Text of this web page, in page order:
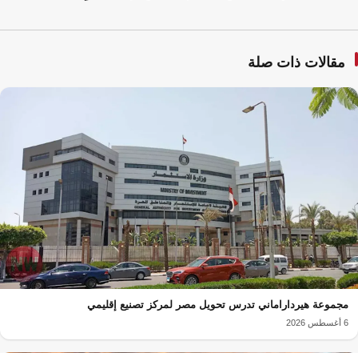
مقالات ذات صلة
مجموعة هيرداراماني تدرس تحويل مصر لمركز تصنيع إقليمي
6 أغسطس 2026